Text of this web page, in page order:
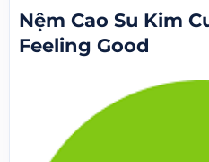
Nệm Cao Su Kim
Feeling Good